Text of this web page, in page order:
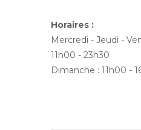
Horaires :
Mercredi - Jeudi -
11h00 - 23h30
Dimanche : 11h00 -